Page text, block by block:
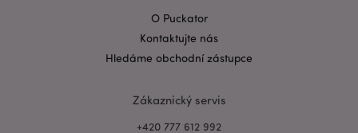
O Puckator
Kontaktujte nás
Hledáme obchodní zástupce
Zákaznický servis
+420 777 612 992